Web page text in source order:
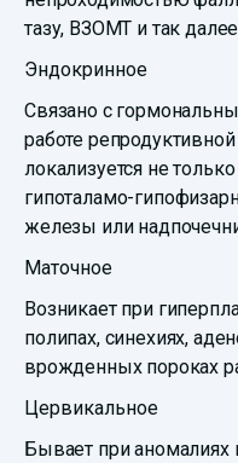
тазу, ВЗОМТ и так
Эндокринное
Связано с
работе
локализуется не
гипоталамо-
железы или
Маточное
Возникает при
полипах, синехиях,
врожденных пороках
Цервикальное
Бывает при аномалиях